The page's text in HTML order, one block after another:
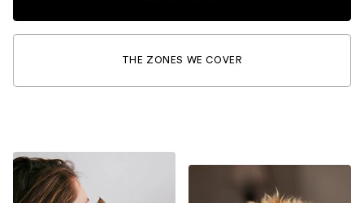
THE ZONES WE COVER